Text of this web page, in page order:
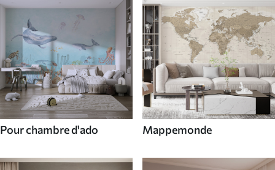
Pour chambre d'ado Mappemonde